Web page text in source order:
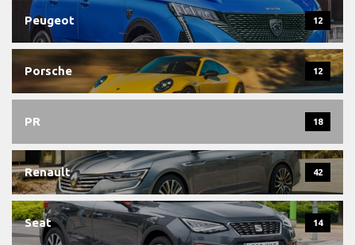
Peugeot 12
Porsche 12
PR 18
Renault 42
Seat 14